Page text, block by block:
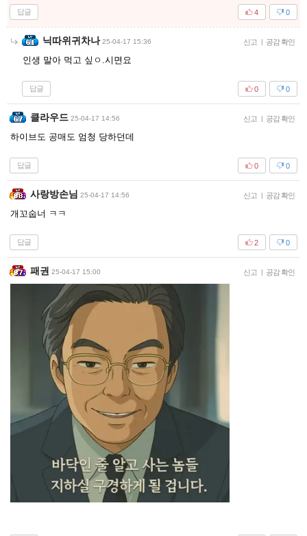
답글 0
4
닉따위귀차나 25-04-17 15:36 신고 | 공감 확인
인생 말아 먹고 싶ㅇ.시면요
답글 0
0
클라우드 25-04-17 14:56 신고 | 공감 확인
하이브도 공매도 엄청 당하던데
답글 0
0
사랑방손님 25-04-17 14:56 신고 | 공감 확인
개꼬숩너 ㅋㅋ
답글 0
2
패권 25-04-17 15:00 신고 | 공감 확인